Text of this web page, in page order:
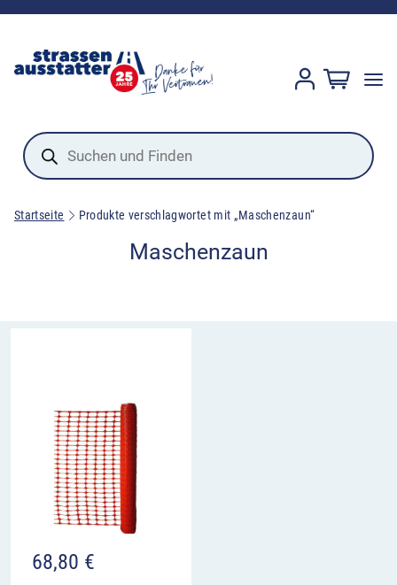
Products
search
Startseite Produkte verschlagwortet mit „Maschenzaun“
Maschenzaun
68,80 €